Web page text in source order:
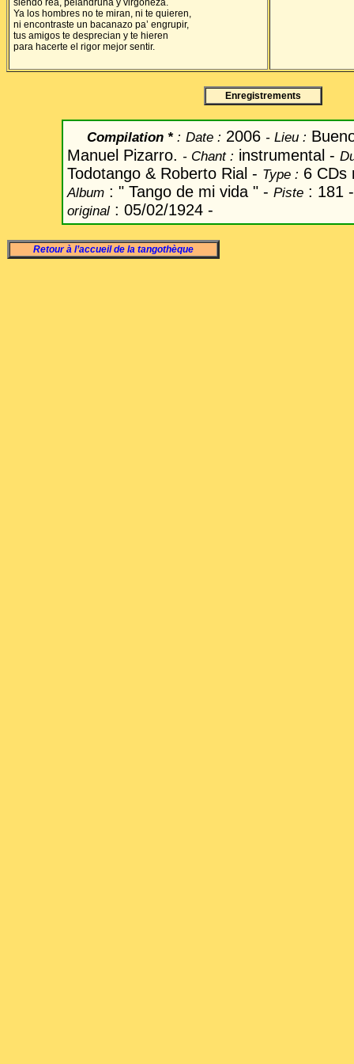
siendo rea, pelandruna y virgoneza.
Ya los hombres no te miran, ni te quieren,
ni encontraste un bacanazo pa’ engrupir,
tus amigos te desprecian y te hieren
para hacerte el rigor mejor sentir.
Enregistrements
Compilation * : Date : 2006 - Lieu :
Manuel Pizarro. - Chant: instrumental -
Todotango & Roberto Rial - Type : 6
Album : " Tango de mi vida " - Piste : 181
original : 05/02/1924 -
Retour à l’accueil de la tangothèque